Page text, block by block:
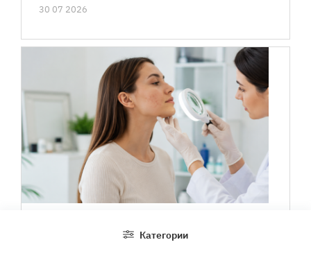
Категории
30 07 2026
Коли варто звернутися до дерматолога: